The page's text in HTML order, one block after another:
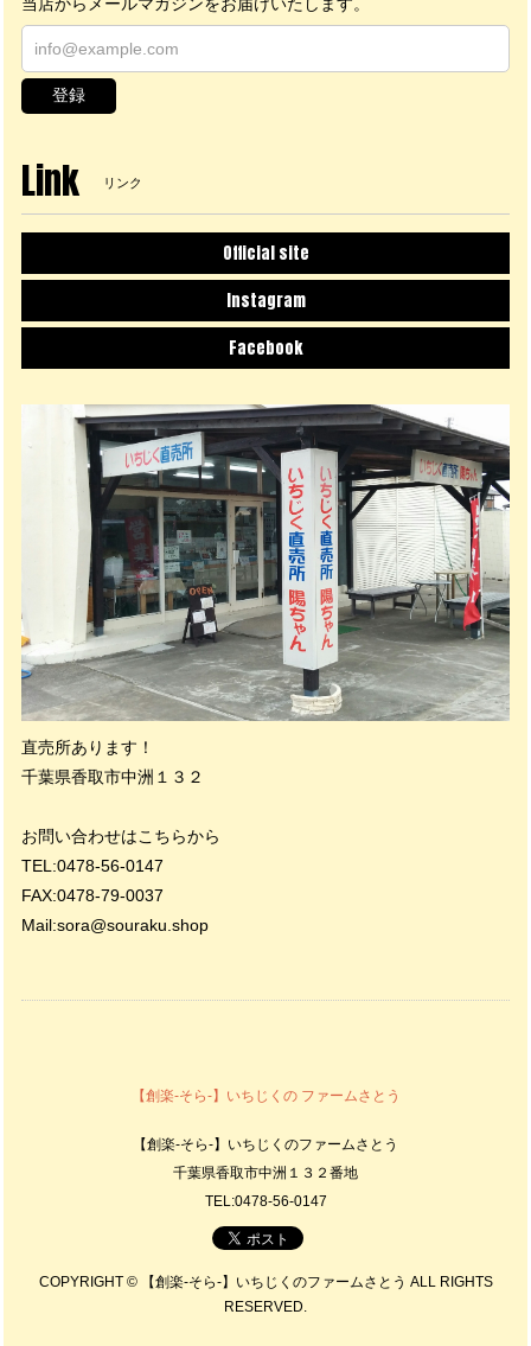
登録
Link リンク
Official site
Instagram
Facebook
直売所あります！
千葉県香取市中洲１３２
お問い合わせはこちらから
TEL:0478-56-0147
FAX:0478-79-0037
Mail:sora@souraku.shop
【創楽-そら-】いちじくの ファームさとう
【創楽-そら-】いちじくのファームさとう
千葉県香取市中洲１３２番地
TEL:0478-56-0147
COPYRIGHT © 【創楽-そら-】いちじくのファームさとう ALL RIGHTS
RESERVED.